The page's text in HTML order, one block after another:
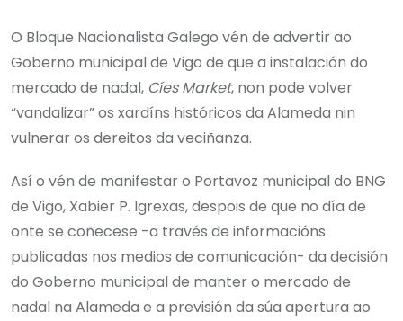
O Bloque Nacionalista Galego vén de advertir ao
Goberno municipal de Vigo de que a instalación do
mercado de nadal, Cíes Market, non pode volver
“vandalizar” os xardíns históricos da Alameda nin
vulnerar os dereitos da veciñanza.
Así o vén de manifestar o Portavoz municipal do BNG
de Vigo, Xabier P. Igrexas, despois de que no día de
onte se coñecese -a través de informacións
publicadas nos medios de comunicación- da decisión
do Goberno municipal de manter o mercado de
nadal na Alameda e a previsión da súa apertura ao